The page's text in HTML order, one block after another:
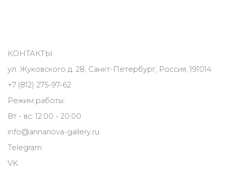
КОНТАКТЫ
ул. Жуковского д. 28, Санкт-Петербург, Россия, 191014
+7 (812) 275-97-62
Режим работы:
Вт - вс: 12:00 - 20:00
info@annanova-gallery.ru
Telegram
VK